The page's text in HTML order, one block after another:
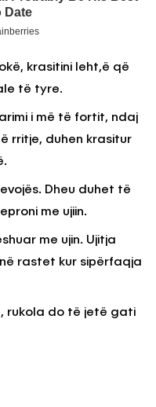
krasitini leht,ë që
të tyre.
i më të fortit, ndaj
rritje, duhen krasitur
Dheu duhet të
me ujiin.
me ujin. Ujitja
rastet kur sipërfaqja
rukola do të jetë gati